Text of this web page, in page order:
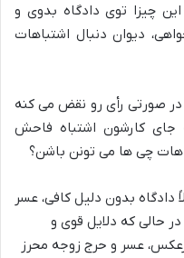
چیزا توی دادگاه بدوی و
دیوان دنبال اشتباهات
در صورتی رأی رو نقض می کنه
جای کارشون اشتباه فاحش
چی ها می تونن باشن؟
دادگاه بدون دلیل کافی، عسر
حالی که دلایل قوی و
عسر و حرج زوجه محرز